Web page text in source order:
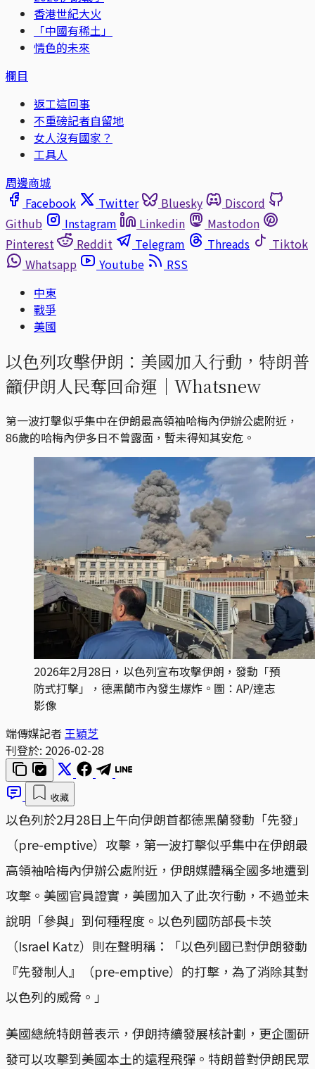
香港世紀大火
「中國有稀土」
情色的未來
欄目
返工這回事
不重磅記者自留地
女人沒有國家？
工具人
周邊商城
Facebook
Twitter Bluesky
Discord
Github
Instagram Linkedin
Mastodon
Pinterest
Reddit Telegram Threads
Tiktok
Whatsapp
Youtube
RSS
中東
戰爭
美國
以色列攻擊伊朗：美國加入行動，特朗普
籲伊朗人民奪回命運｜Whatsnew
第一波打擊似乎集中在伊朗最高領袖哈梅內伊辦公處附近，
86歲的哈梅內伊多日不曾露面，暫未得知其安危。
2026年2月28日，以色列宣布攻擊伊朗，發動「預
防式打擊」，德黑蘭市內發生爆炸。圖：AP/達志
影像
端傳媒記者 王穎芝
刊登於: 2026-02-28
收藏
以色列於2月28日上午向伊朗首都德黑蘭發動「先發」
（pre-emptive）攻擊，第一波打擊似乎集中在伊朗最
高領袖哈梅內伊辦公處附近，伊朗媒體稱全國多地遭到
攻擊。美國官員證實，美國加入了此次行動，不過並未
說明「參與」到何種程度。以色列國防部長卡茨
（Israel Katz）則在聲明稱：「以色列國已對伊朗發動
『先發制人』（pre-emptive）的打擊，為了消除其對
以色列的威脅。」
美國總統特朗普表示，伊朗持續發展核計劃，更企圖研
發可以攻擊到美國本土的遠程飛彈。特朗普對伊朗民眾